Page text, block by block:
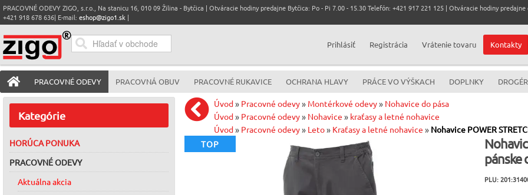
PRACOVNÉ ODEVY ZIGO, s.r.o., Na stanicu 16, 010 09 Žilina - Bytčica | Otváracie hodiny predajne Bytčica: Po - Pi 7.00 - 15.30 Telefón: +421 917 221 125 | Otváracie hodiny
+421 918 678 636| E-mail: eshop@zigo1.sk |
Prihlásiť Registrácia Vrátenie tovaru Kontakty
PRACOVNÉ ODEVY PRACOVNÁ OBUV PRACOVNÉ RUKAVICE OCHRANA HLAVY PRÁCE VO VÝŠKACH DOPLNKY
Kategórie
HORÚCA PONUKA
PRACOVNÉ ODEVY
Aktuálna akcia
Úvod» Pracovné odevy» Montérkové odevy» Nohavice do pása
Úvod» Pracovné odevy» Nohavice » kraťasy a letné nohavice
Úvod» Pracovné odevy» Leto» Kraťasy a letné nohavice » Nohavice POWER
TOP
pánske
PLU: